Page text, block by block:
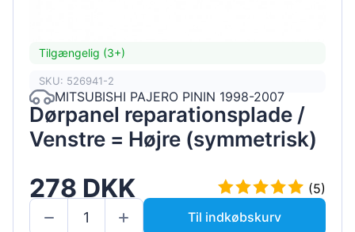
Tilgængelig (3+)
SKU: 526941-2
MITSUBISHI PAJERO PININ 1998-2007
Dørpanel reparationsplade /
Venstre = Højre (symmetrisk)
278 DKK
(5)
Til indkøbskurv